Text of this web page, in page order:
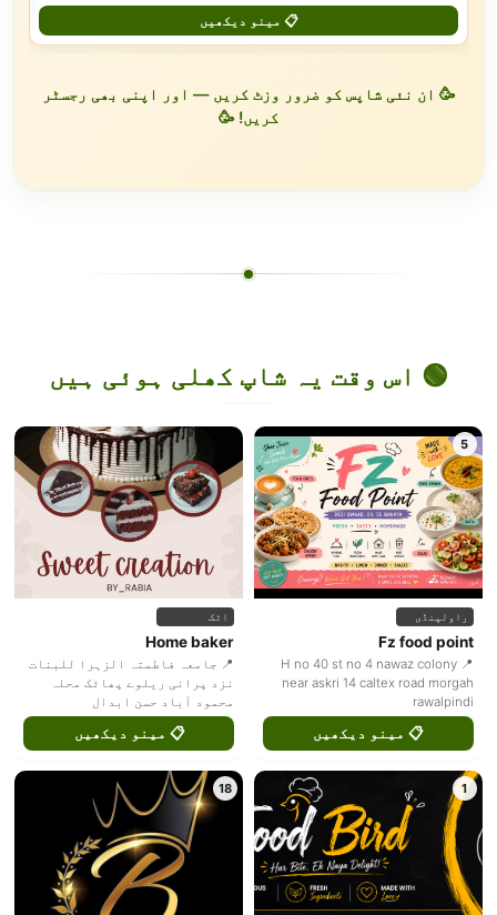
📋 مینو دیکھیں
🥳 ان نئی شاپس کو ضرور وزٹ کریں — اور اپنی بھی رجسٹر
کریں! 🥳
🟢 اس وقت یہ شاپ کھلی ہوئی ہیں
5
راولپنڈی
Fz food point
📍 H no 40 st no 4 nawaz colony
near askri 14 caltex road morgah
rawalpindi
📋 مینو دیکھیں
اٹک
Home baker
📍 جامعہ فاطمتہ الزہرا للبنات
نزد پرانی ریلوے پھاٹک محلہ
محمود آباد حسن ابدال
📋 مینو دیکھیں
1
18